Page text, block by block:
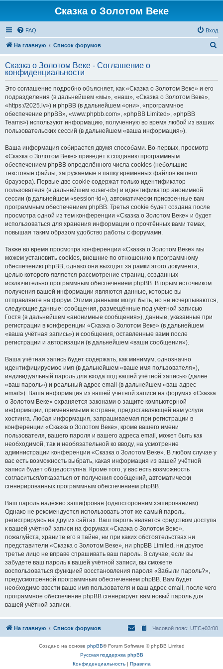
Сказка о Золотом Веке
FAQ Вход
На главную Список форумов
с
Сказка о Золотом Веке - Соглашение о
конфиденциальности
Это соглашение подробно объясняет, как «Сказка о Золотом Веке» и его
подразделения (в дальнейшем «мы», «наш», «Сказка о Золотом Веке»,
«https://2025.lv») и phpBB (в дальнейшем «они», «программное
обеспечение phpBB», «www.phpbb.com», «phpBB Limited», «phpBB
Teams») используют информацию, полученную во время любой из ваших
пользовательских сессий (в дальнейшем «ваша информация»).
Ваша информация собирается двумя способами. Во-первых, просмотр
«Сказка о Золотом Веке» приведёт к созданию программным
обеспечением phpBB определённого числа cookies (небольшие
текстовые файлы, загружаемые в папку временных файлов вашего
браузера). Первые две cookie содержат только идентификатор
пользователя (в дальнейшем «user-id») и идентификатор анонимной
сессии (в дальнейшем «session-id»), автоматически присвоенные вам
программным обеспечением phpBB. Третья cookie будет создана после
просмотра одной из тем конференции «Сказка о Золотом Веке» и будет
использоваться для хранения информации о прочтённых вами темах,
повышая таким образом удобство работы с форумами.
Также во время просмотра конференции «Сказка о Золотом Веке» мы
можем установить cookies, внешние по отношению к программному
обеспечению phpBB, однако они выходят за рамки этого документа,
целью которого является рассмотрение страниц, созданных
исключительно программным обеспечением phpBB. Вторым источником
получения вашей информации являются данные, которые вы
отправляете на форум. Этими данными могут быть, но не исчерпываются,
следующие данные: сообщения, размещённые под учётной записью
Гостя (в дальнейшем «анонимные сообщения»), данные, указанные при
регистрации в конференции «Сказка о Золотом Веке» (в дальнейшем
«ваша учётная запись») и сообщения, оставленные вами после
регистрации и авторизации (в дальнейшем «ваши сообщения»).
Ваша учётная запись будет содержать, как минимум, однозначно
идентифицируемое имя (в дальнейшем «ваше имя пользователя»),
индивидуальный пароль для входа под вашей учётной записью (далее
«ваш пароль») и реальный адрес email (в дальнейшем «ваш адрес
email»). Ваша информация из вашей учётной записи на форумах «Сказка
о Золотом Веке» охраняется законами о защите компьютерной
информации, применяемыми в стране, предоставляющей нам услуги
хостинга. Любая информация, запрашиваемая при регистрации в
конференции «Сказка о Золотом Веке», кроме вашего имени
пользователя, вашего пароля и вашего адреса email, может быть как
необходимой, так и необязательной ко вводу, на усмотрение
администрации конференции «Сказка о Золотом Веке». В любом случае у
вас есть возможность выбрать, какая информация из вашей учётной
записи будет общедоступна. Кроме того, у вас есть возможность
согласиться/отказаться от получения сообщений, автоматически
сгенерированных программным обеспечением phpBB.
Ваш пароль надёжно зашифрован (односторонним хэшированием).
Однако не рекомендуется использовать этот же самый пароль,
регистрируясь на других сайтах. Ваш пароль является средством доступа
к вашей учётной записи на форумах «Сказка о Золотом Веке»,
пожалуйста, храните его в тайне, ни при каких обстоятельствах ни
представители «Сказка о Золотом Веке», ни phpBB Limited, ни другое
третье лицо не вправе спрашивать ваш пароль. В случае, если вы
забудете ваш пароль к вашей учётной записи, вы сможете
воспользоваться функцией восстановления пароля «Забыли пароль?»,
предусмотренной программным обеспечением phpBB. Вам будет
необходимо ввести ваше имя пользователя и ваш адрес email, после чего
программное обеспечение phpBB сгенерирует вам новый пароль для
вашей учётной записи.
На главную Список форумов Часовой пояс: UTC+03:00
Создано на основе phpBB® Forum Software © phpBB Limited
Русская поддержка phpBB
Конфиденциальность| Правила